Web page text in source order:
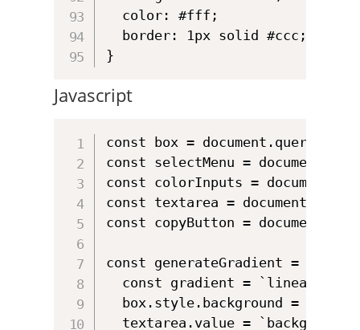
  color: #fff;
  border: 1px solid #ccc;
}
Javascript
const box =
const selectMenu =
const colorInputs =
const textarea =
const copyButton =
const generateGradient = () =>
const gradient = `linear-
box.style.background =
textarea.value =